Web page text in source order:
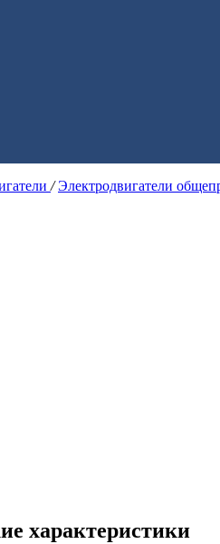
/ Электродвигатели
характеристики